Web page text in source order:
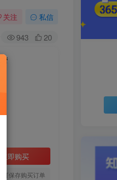
关注 私信
943 20
立即购买
保存购买订单